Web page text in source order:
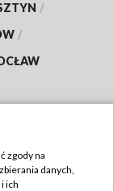
/
/
zgody na
danych,
ich